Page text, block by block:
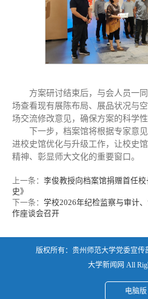
方案研讨结束后，与会人员一
场查看现有展陈布局、展品状况与
场交流修改意见，确保方案的科学
下一步，档案馆将根据专家意
进校史馆优化与升级工作，让校史
精神、彰显师大文化的重要窗口。
上一条： 李俊教授向档案馆捐赠首任
史》
下一条： 学校2026年纪检监察与审计
作座谈会召开
版权所有：贵州师范大学党委宣传
大学新闻网 All
电脑版